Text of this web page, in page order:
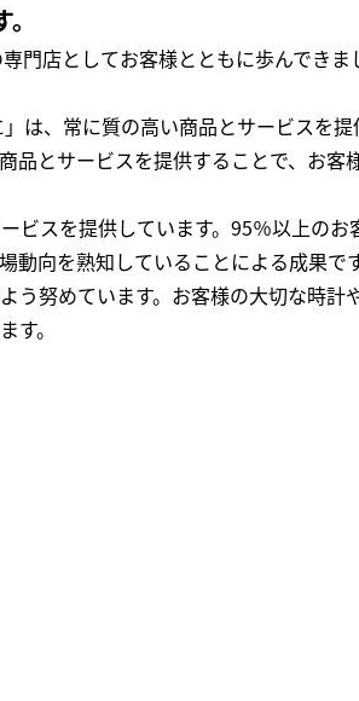
門店としてお客様とともに歩んでき
は、常に質の高い商品とサービスを
とサービスを提供することで、お客
スを提供しています。95％以上の
向を熟知していることによる成果です
努めています。お客様の大切な時計
す。